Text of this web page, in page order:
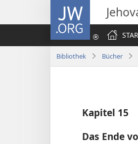
JW.ORG
Bibliothek Bücher
Kapitel 15
Das Ende